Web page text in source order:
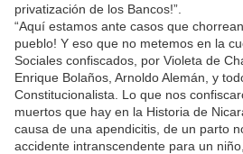
privatización de los Bancos!”.
“Aquí estamos ante casos que
pueblo! Y eso que no metemos en la
Sociales confiscados, por Violeta de
Enrique Bolaños, Arnoldo Alemán, y
Constitucionalista. Lo que nos
muertos que hay en la Historia de
causa de una apendicitis, de un parto
accidente intranscendente para un